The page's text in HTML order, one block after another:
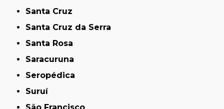
Santa Cruz
Santa Cruz da Serra
Santa Rosa
Saracuruna
Seropédica
Suruí